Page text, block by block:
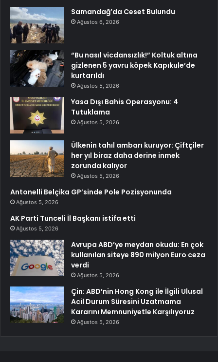
Samandağ’da Ceset Bulundu
Ağustos 6, 2026
“Bu nasıl vicdansızlık!” Koltuk altına
gizlenen 5 yavru köpek Kapıkule’de
kurtarıldı
Ağustos 5, 2026
Yasa Dışı Bahis Operasyonu: 4
Tutuklama
Ağustos 5, 2026
Ülkenin tahıl ambarı kuruyor: Çiftçiler
her yıl biraz daha derine inmek
zorunda kalıyor
Ağustos 5, 2026
Antonelli Belçika GP’sinde Pole Pozisyonunda
Ağustos 5, 2026
AK Parti Tunceli İl Başkanı istifa etti
Ağustos 5, 2026
Avrupa ABD’ye meydan okudu: En çok
kullanılan siteye 890 milyon Euro ceza
verdi
Ağustos 5, 2026
Çin: ABD’nin Hong Kong ile İlgili Ulusal
Acil Durum Süresini Uzatmama
Kararını Memnuniyetle Karşılıyoruz
Ağustos 5, 2026